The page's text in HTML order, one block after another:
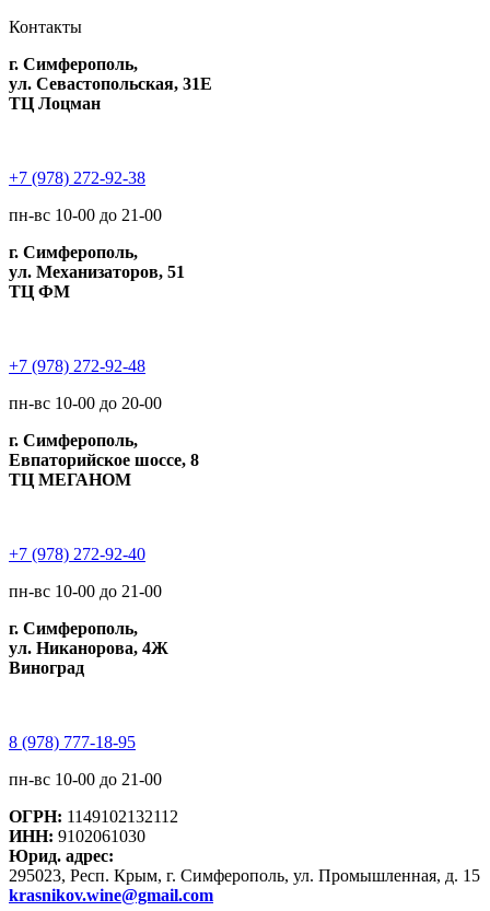
Контакты
г. Симферополь,
ул. Севастопольская, 31Е
ТЦ Лоцман
+7 (978) 272-92-38
пн-вс 10-00 до 21-00
г. Симферополь,
ул. Механизаторов, 51
ТЦ ФМ
+7 (978) 272-92-48
пн-вс 10-00 до 20-00
г. Симферополь,
Евпаторийское шоссе, 8
ТЦ МЕГАНОМ
+7 (978) 272-92-40
пн-вс 10-00 до 21-00
г. Симферополь,
ул. Никанорова, 4Ж
Виноград
8 (978) 777-18-95
пн-вс 10-00 до 21-00
ОГРН: 1149102132112
ИНН: 9102061030
Юрид. адрес:
295023, Респ. Крым, г. Симферополь, ул. Промышленная, д. 15
krasnikov.wine@gmail.com